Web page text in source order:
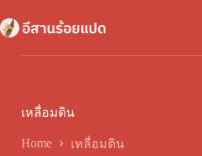
to
content
เหลื่อมดิน
Home เหลื่อมดิน